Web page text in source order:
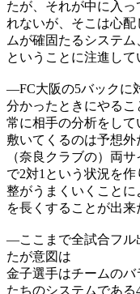
たが、それが中に入
れないが、そこは心
ムが確固たるシステ
ということに注進して
―FC大阪の5バックに
分かったときにやる
常に相手の分析をし
敷いてくるのは予想外
（奈良クラブの）両
で2対1という状況を
整がうまくいくこと
を長くすることが出来
―ここまで全試合フル
たが意図は
金子選手はチームの
たちのシステムであ